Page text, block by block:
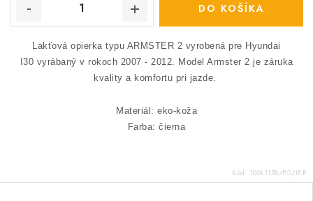
DO KOŠÍKA
Lakťová opierka typu ARMSTER 2 vyrobená pre Hyundai
I30 vyrábaný v rokoch 2007 - 2012.
Model Armster 2 je záruka
kvality a komfortu pri jazde.
Materiál: eko-koža
Farba: čierna
Kód: 100L1158/PO/IER